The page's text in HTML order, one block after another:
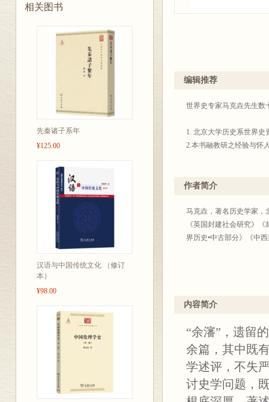
相关图书
先秦诸子系年
¥125.00
汉语与中国传统文化 （修订
本）
¥98.00
编辑推荐
世界史专家马克垚先生数
1. 北京大学历史系世界
2.本书融教研之经验与怀
作者简介
马克垚，著名历史学家，
《英国封建社会研究》
界历史•中古部分》《中
内容简介
“余瀋”，遗留
余篇，其中既
学述评，不失
讨史学问题，